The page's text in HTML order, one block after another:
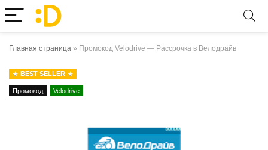
Главная страница » Промокод Velodrive — Рассрочка в Велодрайв
BEST SELLER
Промокод Velodrive